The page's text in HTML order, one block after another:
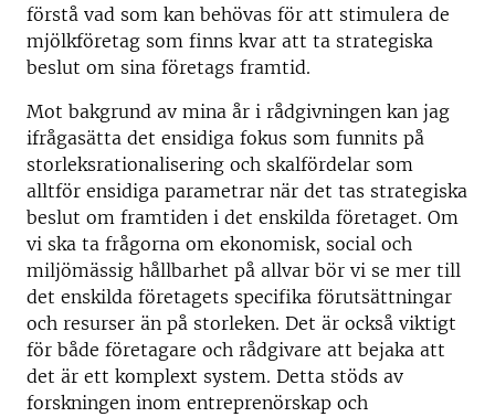
förstå vad som kan behövas för att stimulera de
mjölkföretag som finns kvar att ta strategiska
beslut om sina företags framtid.
Mot bakgrund av mina år i rådgivningen kan jag
ifrågasätta det ensidiga fokus som funnits på
storleksrationalisering och skalfördelar som
alltför ensidiga parametrar när det tas strategiska
beslut om framtiden i det enskilda företaget. Om
vi ska ta frågorna om ekonomisk, social och
miljömässig hållbarhet på allvar bör vi se mer till
det enskilda företagets specifika förutsättningar
och resurser än på storleken. Det är också viktigt
för både företagare och rådgivare att bejaka att
det är ett komplext system. Detta stöds av
forskningen inom entreprenörskap och